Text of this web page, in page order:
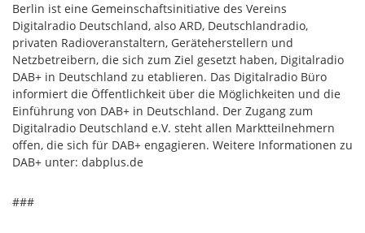
Berlin ist eine Gemeinschaftsinitiative des Vereins
Digitalradio Deutschland, also ARD, Deutschlandradio,
privaten Radioveranstaltern, Geräteherstellern und
Netzbetreibern, die sich zum Ziel gesetzt haben, Digitalradio
DAB+ in Deutschland zu etablieren. Das Digitalradio Büro
informiert die Öffentlichkeit über die Möglichkeiten und die
Einführung von DAB+ in Deutschland. Der Zugang zum
Digitalradio Deutschland e.V. steht allen Marktteilnehmern
offen, die sich für DAB+ engagieren. Weitere Informationen zu
DAB+ unter: dabplus.de
###